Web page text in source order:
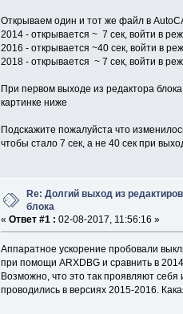
Открываем один и тот же файл в
2014 - открывается ~ 7 сек, войти в
2016 - открывается ~40 сек, войти в
2018 - открывается ~ 7 сек, войти в
При первом выходе из редактора
картинке ниже
Подскажите пожалуйста что
чтобы стало 7 сек, а не 40 сек при
Re: Долгий выход из
блока
« Ответ #1 : 02-08-2017, 11:56:16 »
Аппаратное ускорение пробовали
при помощи ARXDBG и сравнить в
Возможно, что это так проявляют
проводились в версиях 2015-2016.